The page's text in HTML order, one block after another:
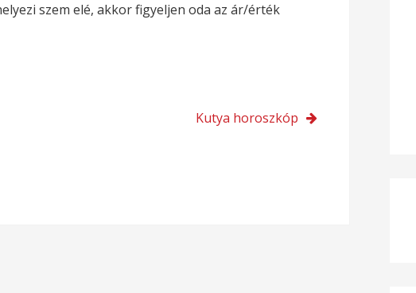
szem elé, akkor figyeljen oda az ár/érték
Kutya horoszkóp